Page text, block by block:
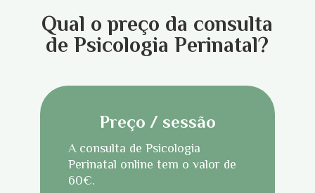
Qual o preço da consulta
de Psicologia Perinatal?
Preço / sessão
A consulta de Psicologia
Perinatal online tem o valor de
60€.